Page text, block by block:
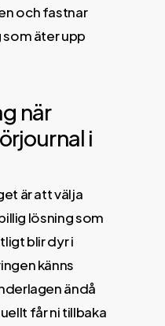
och fastnar
som äter upp
när
i
är att välja
lösning som
blir dyr i
känns
ändå
får ni tillbaka